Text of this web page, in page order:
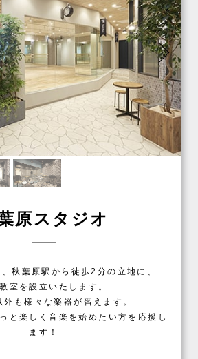
原スタジオ
秋葉原駅から徒歩2分の立地に、
室を設立いたします。
外も様々な楽器が習えます。
と楽しく音楽を始めたい方を応援し
ます！